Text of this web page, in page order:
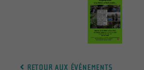
RETOUR AUX ÉVÉNEMENTS